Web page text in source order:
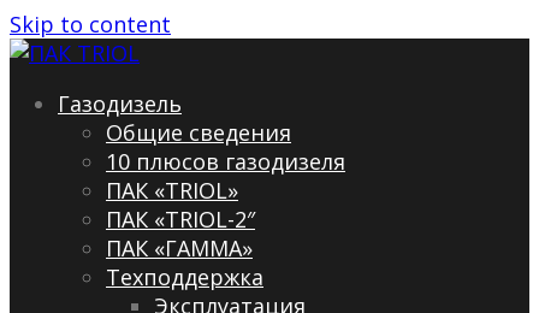
Skip to content
Газодизель
Общие сведения
10 плюсов газодизеля
ПАК «TRIOL»
ПАК «TRIOL-2″
ПАК «ГАММА»
Техподдержка
Эксплуатация